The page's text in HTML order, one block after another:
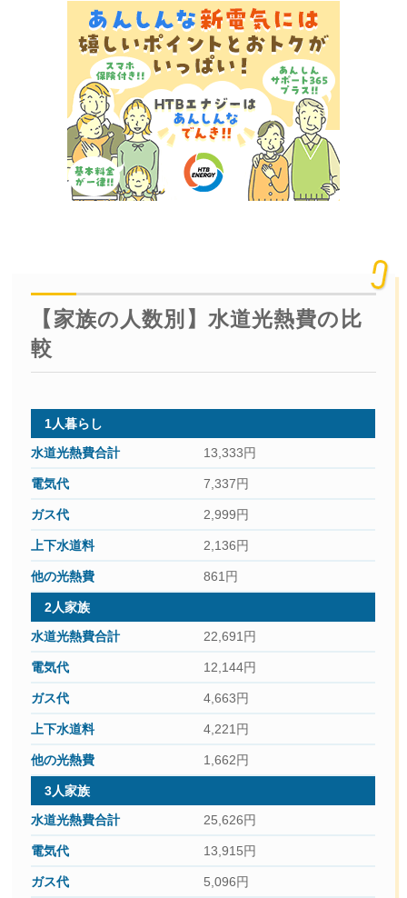
【家族の人数別】水道光熱費の比
較
1人暮らし
13,333円
7,337円
2,999円
2,136円
861円
2人家族
22,691円
12,144円
4,663円
4,221円
1,662円
3人家族
25,626円
13,915円
5,096円